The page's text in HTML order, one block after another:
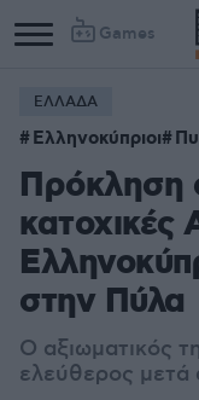
Games
ΕΛΛΑΔΑ
Ελληνοκύπριοι
Πρόκληση
στην Πύλα
Ο αξιωματικός
ελεύθερος μετά